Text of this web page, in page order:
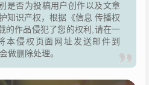
是否为投稿用户创作以及文章
知识产权，根据《信息 传播权
的作品侵犯了您的权利,请在一
本侵权页面网址发送邮件到
做删除处理。